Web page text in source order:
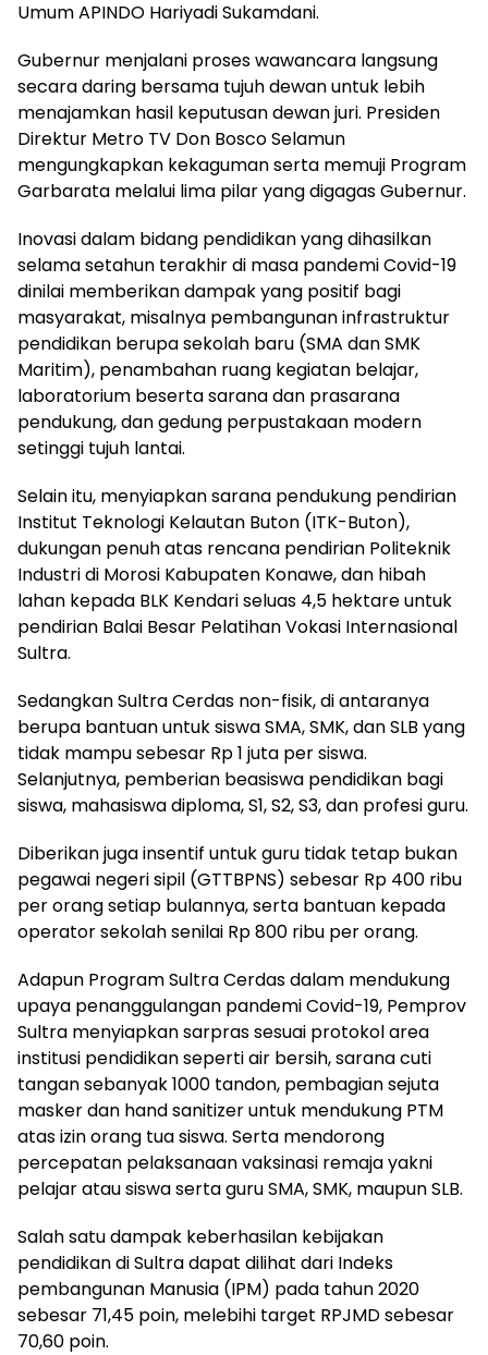
Umum APINDO Hariyadi Sukamdani.
Gubernur menjalani proses wawancara langsung
secara daring bersama tujuh dewan untuk lebih
menajamkan hasil keputusan dewan juri. Presiden
Direktur Metro TV Don Bosco Selamun
mengungkapkan kekaguman serta memuji Program
Garbarata melalui lima pilar yang digagas Gubernur.
Inovasi dalam bidang pendidikan yang dihasilkan
selama setahun terakhir di masa pandemi Covid-19
dinilai memberikan dampak yang positif bagi
masyarakat, misalnya pembangunan infrastruktur
pendidikan berupa sekolah baru (SMA dan SMK
Maritim), penambahan ruang kegiatan belajar,
laboratorium beserta sarana dan prasarana
pendukung, dan gedung perpustakaan modern
setinggi tujuh lantai.
Selain itu, menyiapkan sarana pendukung pendirian
Institut Teknologi Kelautan Buton (ITK-Buton),
dukungan penuh atas rencana pendirian Politeknik
Industri di Morosi Kabupaten Konawe, dan hibah
lahan kepada BLK Kendari seluas 4,5 hektare untuk
pendirian Balai Besar Pelatihan Vokasi Internasional
Sultra.
Sedangkan Sultra Cerdas non-fisik, di antaranya
berupa bantuan untuk siswa SMA, SMK, dan SLB yang
tidak mampu sebesar Rp 1 juta per siswa.
Selanjutnya, pemberian beasiswa pendidikan bagi
siswa, mahasiswa diploma, S1, S2, S3, dan profesi guru.
Diberikan juga insentif untuk guru tidak tetap bukan
pegawai negeri sipil (GTTBPNS) sebesar Rp 400 ribu
per orang setiap bulannya, serta bantuan kepada
operator sekolah senilai Rp 800 ribu per orang.
Adapun Program Sultra Cerdas dalam mendukung
upaya penanggulangan pandemi Covid-19, Pemprov
Sultra menyiapkan sarpras sesuai protokol area
institusi pendidikan seperti air bersih, sarana cuti
tangan sebanyak 1000 tandon, pembagian sejuta
masker dan hand sanitizer untuk mendukung PTM
atas izin orang tua siswa. Serta mendorong
percepatan pelaksanaan vaksinasi remaja yakni
pelajar atau siswa serta guru SMA, SMK, maupun SLB.
Salah satu dampak keberhasilan kebijakan
pendidikan di Sultra dapat dilihat dari Indeks
pembangunan Manusia (IPM) pada tahun 2020
sebesar 71,45 poin, melebihi target RPJMD sebesar
70,60 poin.